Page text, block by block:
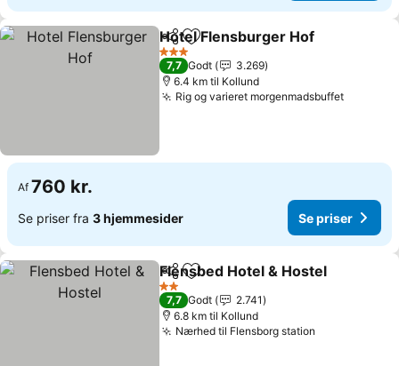
Del Føj til favoritter
Hotel Flensburger Hof
3 Stjerner
7,7 Godt
3.269
6.4 km til Kollund
Rig og varieret morgenmadsbuffet
Af 760 kr.
Se priser fra 3 hjemmesider Se priser
Del Føj til favoritter
Flensbed Hotel & Hostel
2 Stjerner
7,7 Godt
2.741
6.8 km til Kollund
Nærhed til Flensborg station